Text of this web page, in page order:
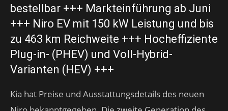
bestellbar +++ Markteinführung ab Juni
+++ Niro EV mit 150 kW Leistung und bis
zu 463 km Reichweite +++ Hocheffiziente
Plug-in- (PHEV) und Voll-Hybrid-
Varianten (HEV) +++
Kia hat Preise und Ausstattungsdetails des neuen